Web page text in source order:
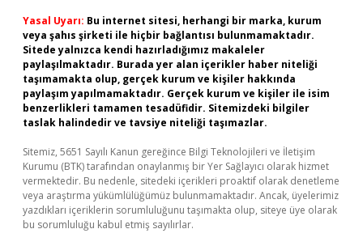
Yasal Uyarı: Bu internet sitesi, herhangi bir marka, kurum
veya şahıs şirketi ile hiçbir bağlantısı bulunmamaktadır.
Sitede yalnızca kendi hazırladığımız makaleler
paylaşılmaktadır. Burada yer alan içerikler haber niteliği
taşımamakta olup, gerçek kurum ve kişiler hakkında
paylaşım yapılmamaktadır. Gerçek kurum ve kişiler ile isim
benzerlikleri tamamen tesadüfidir. Sitemizdeki bilgiler
taslak halindedir ve tavsiye niteliği taşımazlar.
Sitemiz, 5651 Sayılı Kanun gereğince Bilgi Teknolojileri ve İletişim
Kurumu (BTK) tarafından onaylanmış bir Yer Sağlayıcı olarak hizmet
vermektedir. Bu nedenle, sitedeki içerikleri proaktif olarak denetleme
veya araştırma yükümlülüğümüz bulunmamaktadır. Ancak, üyelerimiz
yazdıkları içeriklerin sorumluluğunu taşımakta olup, siteye üye olarak
bu sorumluluğu kabul etmiş sayılırlar.